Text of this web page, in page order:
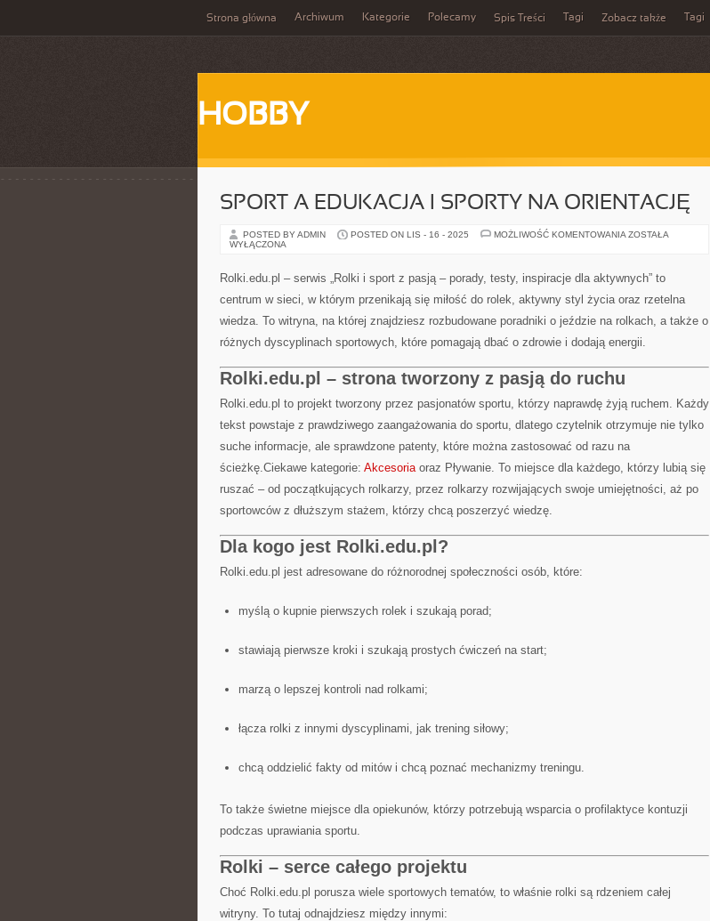
Strona główna Archiwum Kategorie Polecamy Spis Treści Tagi Zobacz także Tagi
HOBBY
SPORT A EDUKACJA I SPORTY NA ORIENTACJĘ
POSTED BY ADMIN POSTED ON LIS - 16 - 2025 MOŻLIWOŚĆ KOMENTOWANIA SPORT
SPORTY
NA
ZOSTAŁA
WYŁĄCZONA
Rolki.edu.pl – serwis „Rolki i sport z pasją – porady, testy, inspiracje dla aktywnych” to
centrum w sieci, w którym przenikają się miłość do rolek, aktywny styl życia oraz rzetelna
wiedza. To witryna, na której znajdziesz rozbudowane poradniki o jeździe na rolkach, a także o
różnych dyscyplinach sportowych, które pomagają dbać o zdrowie i dodają energii.
Rolki.edu.pl – strona tworzony z pasją do ruchu
Rolki.edu.pl to projekt tworzony przez pasjonatów sportu, którzy naprawdę żyją ruchem. Każdy
tekst powstaje z prawdziwego zaangażowania do sportu, dlatego czytelnik otrzymuje nie tylko
suche informacje, ale sprawdzone patenty, które można zastosować od razu na
ścieżkę.Ciekawe kategorie: Akcesoriaoraz Pływanie. To miejsce dla każdego, którzy lubią się
ruszać – od początkujących rolkarzy, przez rolkarzy rozwijających swoje umiejętności, aż po
sportowców z dłuższym stażem, którzy chcą poszerzyć wiedzę.
Dla kogo jest Rolki.edu.pl?
Rolki.edu.pl jest adresowane do różnorodnej społeczności osób, które:
myślą o kupnie pierwszych rolek i szukają porad;
stawiają pierwsze kroki i szukają prostych ćwiczeń na start;
marzą o lepszej kontroli nad rolkami;
łącza rolki z innymi dyscyplinami, jak trening siłowy;
chcą oddzielić fakty od mitów i chcą poznać mechanizmy treningu.
To także świetne miejsce dla opiekunów, którzy potrzebują wsparcia o profilaktyce kontuzji
podczas uprawiania sportu.
Rolki – serce całego projektu
Choć Rolki.edu.pl porusza wiele sportowych tematów, to właśnie rolki są rdzeniem całej
witryny. To tutaj odnajdziesz między innymi: